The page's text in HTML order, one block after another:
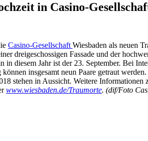
in Casino-
Casino-Gesellschaft Wiesbaden als neuen
dreigeschossigen Fassade und der
in diesem Jahr ist der 23. September. Bei
insgesamt neun Paare getraut
stehen in Aussicht. Weitere
www.wiesbaden.de/Traumorte. (dif/Foto